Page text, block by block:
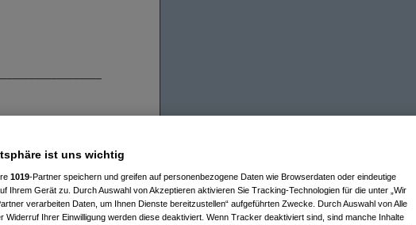
ist uns wichtig
1019-Partner speichern und greifen auf personenbezogene Daten wie Browserdaten oder eindeutige
Ihrem Gerät zu. Durch Auswahl von Akzeptieren aktivieren Sie Tracking-Technologien für die unter „Wir
verarbeiten Daten, um Ihnen Dienste bereitzustellen“ aufgeführten Zwecke. Durch Auswahl von Alle
Widerruf Ihrer Einwilligung werden diese deaktiviert. Wenn Tracker deaktiviert sind, sind manche Inhalte